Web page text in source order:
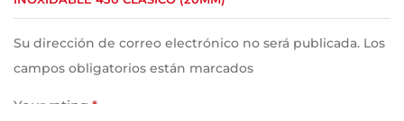
Su dirección de correo electrónico no será publicada. Los
campos obligatorios están marcados
Your rating *